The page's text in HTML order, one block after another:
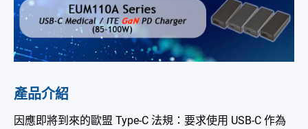
產品介紹
因應即將到來的歐盟 Type-C 法規：要求使用 USB-C 作為
全部
新產品
展覽
公告